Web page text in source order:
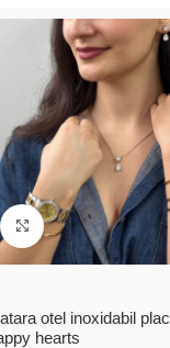
Click to enlarge
otel inoxidabil
hearts